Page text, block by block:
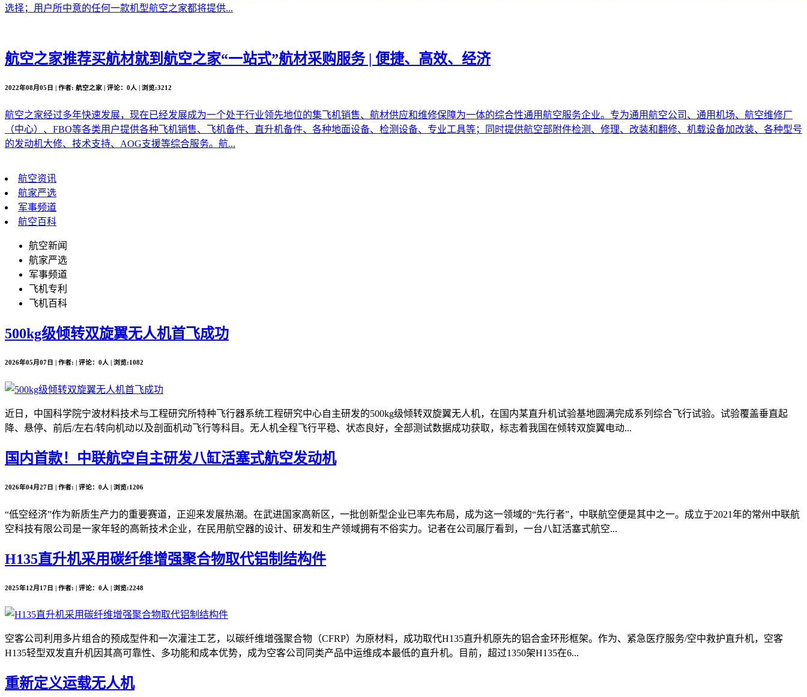
选择；用户所中意的任何一款机型航空之家都将提供...
航空之家推荐买航材就到航空之家“一站式”航材采购服务 | 便捷、高效、经济
2022年08月05日 | 作者: 航空之家 | 评论：0人 | 浏览:3212
航空之家经过多年快速发展，现在已经发展成为一个处于行业领先地位的集飞机销售、航材供应和维修保障为一体的综合性通用航空服务企业。专为通用航空公司、通用机场、航空维修厂
（中心）、FBO等各类用户提供各种飞机销售、飞机备件、直升机备件、各种地面设备、检测设备、专业工具等；同时提供航空部附件检测、修理、改装和翻修、机载设备加改装、各种型号
的发动机大修、技术支持、AOG支援等综合服务。航...
航空资讯
航家严选
军事频道
航空百科
航空新闻
航家严选
军事频道
飞机专利
飞机百科
500kg级倾转双旋翼无人机首飞成功
2026年05月07日 | 作者: | 评论：0人 | 浏览:1082
近日，中国科学院宁波材料技术与工程研究所特种飞行器系统工程研究中心自主研发的500kg级倾转双旋翼无人机，在国内某直升机试验基地圆满完成系列综合飞行试验。试验覆盖垂直起
降、悬停、前后/左右/转向机动以及剖面机动飞行等科目。无人机全程飞行平稳、状态良好，全部测试数据成功获取，标志着我国在倾转双旋翼电动...
国内首款！中联航空自主研发八缸活塞式航空发动机
2026年04月27日 | 作者: | 评论：0人 | 浏览:1206
“低空经济”作为新质生产力的重要赛道，正迎来发展热潮。在武进国家高新区，一批创新型企业已率先布局，成为这一领域的“先行者”，中联航空便是其中之一。成立于2021年的常州中联航
空科技有限公司是一家年轻的高新技术企业，在民用航空器的设计、研发和生产领域拥有不俗实力。记者在公司展厅看到，一台八缸活塞式航空...
H135直升机采用碳纤维增强聚合物取代铝制结构件
2025年12月17日 | 作者: | 评论：0人 | 浏览:2248
空客公司利用多片组合的预成型件和一次灌注工艺，以碳纤维增强聚合物（CFRP）为原材料，成功取代H135直升机原先的铝合金环形框架。作为、紧急医疗服务/空中救护直升机，空客
H135轻型双发直升机因其高可靠性、多功能和成本优势，成为空客公司同类产品中运维成本最低的直升机。目前，超过1350架H135在6...
重新定义运载无人机